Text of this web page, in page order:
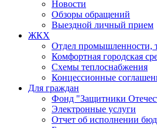
Новости
Обзоры обращений
Выездной личный прием
ЖКХ
Отдел промышленности,
Комфортная городская
Схемы теплоснабжения
Концессионные
Для граждан
Фонд "Защитники
Электронные услуги
Отчет об исполнении